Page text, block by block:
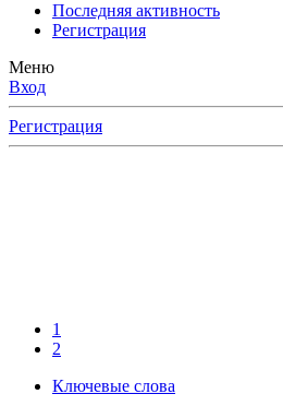
Последняя активность
Регистрация
Меню
Вход
Регистрация
1
2
Ключевые слова